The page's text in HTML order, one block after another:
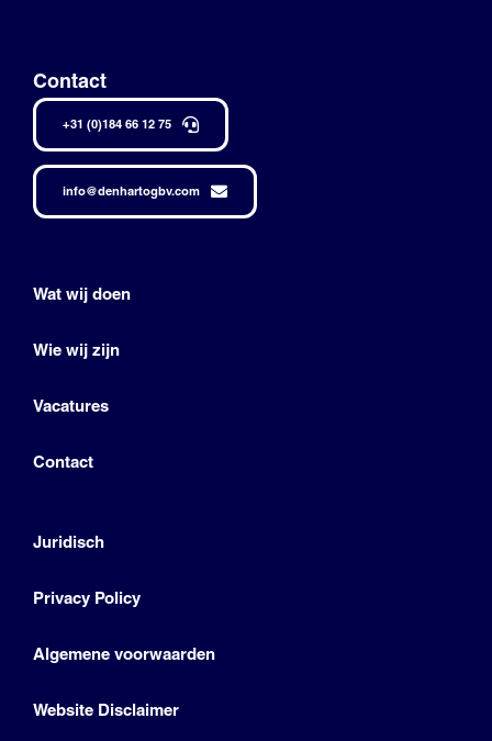
Contact
+31 (0)184 66 12 75
info@denhartogbv.com
Wat wij doen
Wie wij zijn
Vacatures
Contact
Juridisch
Privacy Policy
Algemene voorwaarden
Website Disclaimer